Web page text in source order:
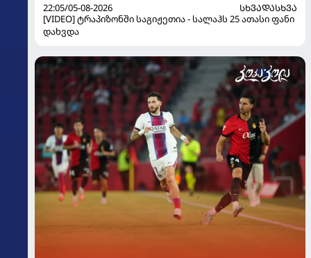
22:05/05-08-2026
ᲡᲮᲕᲐᲓᲐᲡᲮᲕᲐ
[VIDEO] ტრაპიზონში საგიჟეთია - სალაჰს 25 ათასი ფანი
დახვდა